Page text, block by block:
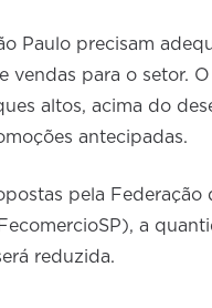
Paulo precisam
vendas para o setor.
altos, acima do
antecipadas.
pela Federação
a
reduzida.